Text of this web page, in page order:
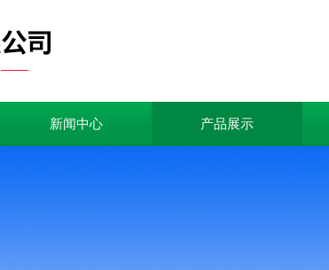
新闻中心 产品展示